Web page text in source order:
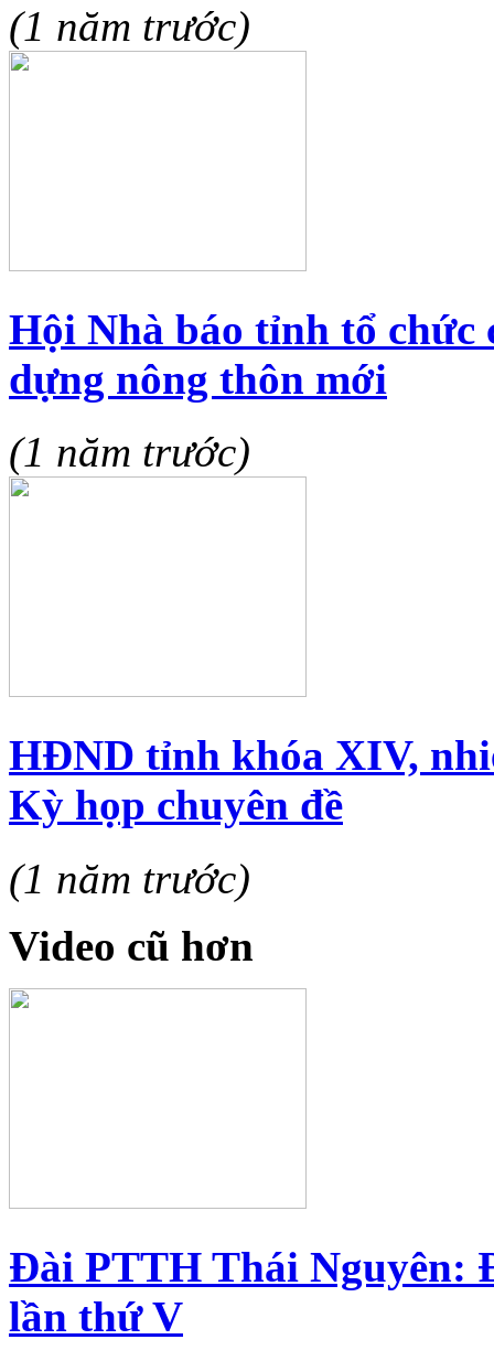
(1 năm trước)
Hội Nhà báo tỉnh tổ chức
dựng nông thôn mới
(1 năm trước)
HĐND tỉnh khóa XIV,
Kỳ họp chuyên đề
(1 năm trước)
Video cũ hơn
Đài PTTH Thái Nguyên:
lần thứ V